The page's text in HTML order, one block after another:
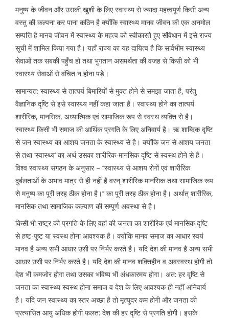
मनुष्य के जीवन और उसकी खुशी के लिए स्वास्थ्य से ज्यादा महत्वपूर्ण किसी अन्य
वस्तु की कल्पना कर पाना कठिन है क्योंकि स्वास्थ्य मानव जीवन की एक अनमोल
सम्पत्ति है मानव जीवन में स्वास्थ्य के महत्व को स्वीकारते हुए संविधान में इसे राज्य
सूची में शामिल किया गया है। यहाँ राज्य का यह दायित्व है कि सार्वभीम स्वास्थ्य
सेवाओं तक सबकी पहुँच हो तथा भुगतान असमर्थता की वजह से किसी को भी
स्वास्थ्य सेवाओं से वंचित न होना पड़े।
सामान्यत: स्वास्थ्य से तात्पर्य बिमारियों से मुक्त होने से समझा जाता है, परंतु
वैज्ञानिक दृष्टि से इसे स्वास्थ्य नहीं कहा जाता है। स्वास्थ्य होने का तात्पर्य
शारीरिक, मानसिक, अध्यात्मिक एवं सामाजिक रूप से स्वस्थ व्यक्ति से है।
स्वास्थ्य किसी भी समाज की आर्थिक प्रगति के लिए अनिवार्य है। ऋ शाब्दिक दृष्टि
से जन स्वास्थ्य का आशय जनता के स्वास्थ्य से है। क्योंकि जन से आशय जनता
से तथा ‘स्वास्थ्य’ का अर्थ उसका शारीरिक-मानसिक दृष्टि से स्वस्थ होने से है।
विश्व स्वास्थ्य संगठन के अनुसार – ‘‘स्वास्थ्य से आशय रोगों एवं शारीरिक
दुर्बलताओं के अभाव मात्र से ही नहीं है वरन् शारीरिक मानसिक तथा सामाजिक रूप
से मनुष्य का पूरी तरह ठीक होना है।’’ का पूरी तरह ठीक होना है। अर्थात् शारीरिक,
मानसिक तथा सामाजिक कल्याण की सम्पूर्ण अवस्था से है।
किसी भी राष्ट्र की प्रगति के लिए वहां की जनता का शारीरिक एवं मानसिक दृष्टि
से हष्ट-पुष्ट या स्वस्थ होना आवश्यक है। क्योंकि मानव समाज का आधार स्वयं
मानव है अन्य सभी आधार उसी पर निर्भर करते है। यदि देश की मानव है अन्य सभी
आधार उसी पर निर्भर करते है। यदि देश की मानव शक्तिहीन व अवस्वस्थ होगी तो
देश भी कमजोर होगा तथा उसका भविष्य भी अंधकारमय होगा। अत: हर दृष्टि से
जनता का स्वास्थ्य स्वस्थ होना समाज व देश के लिए आवश्यक ही नहीं अनिवार्य
है। यदि जन स्वास्थ्य का स्तर अच्छा है तो मृत्युदर कम होगी और जनता की
प्रत्यासित आयु अधिक होगी फलत: देश की हर दृष्टि से प्रगति होगी। इसके